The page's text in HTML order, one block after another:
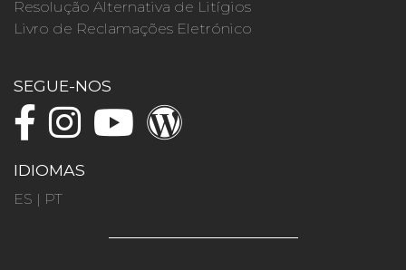
Resolução Alternativa de Litígios
Livro de Reclamações Eletrónico
SEGUE-NOS
IDIOMAS
ES | PT